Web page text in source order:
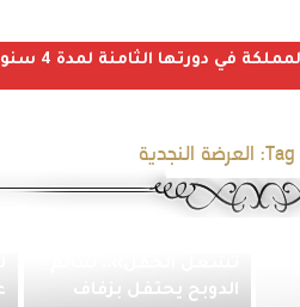
دورتها الثامنة لمدة 4 سنوات
العرضة النجدية
الدوبح يحتفل بزفاف